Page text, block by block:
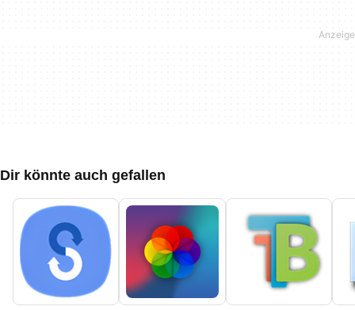
Dir könnte auch gefallen